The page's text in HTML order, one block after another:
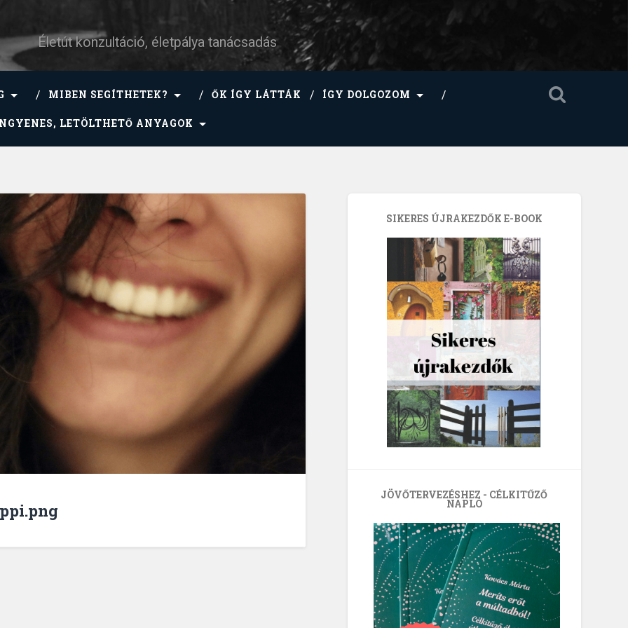
Életút konzultáció, életpálya tanácsadás
MIBEN SEGÍTHETEK? ŐK ÍGY LÁTTÁK ÍGY DOLGOZOM
LETÖLTHETŐ ANYAGOK
SIKERES ÚJRAKEZDŐK E-BOOK
JÖVŐTERVEZÉSHEZ - CÉLKITŰZŐ
NAPLÓ